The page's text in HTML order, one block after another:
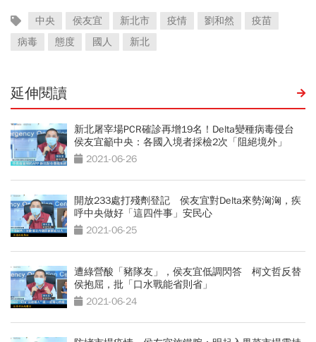
中央 侯友宜 新北市 疫情 劉和然
疫苗
病毒
態度 國人 新北
延伸閱讀
新北屠宰場PCR確診再增19名！Delta變種病毒侵台
侯友宜籲中央：各國入境者採檢2次「阻絕境外」
2021-06-26
開放233處打殘劑登記 侯友宜對Delta來勢洶洶，疾
呼中央做好「這四件事」安民心
2021-06-25
遭綠營酸「豬隊友」，侯友宜低調閃答 柯文哲反替
侯抱屈，批「口水戰能省則省」
2021-06-24